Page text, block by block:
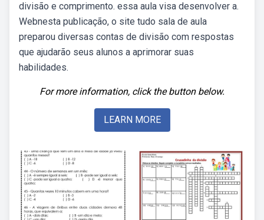
divisão e comprimento. essa aula visa desenvolver a.
Webnesta publicação, o site tudo sala de aula
preparou diversas contas de divisão com respostas
que ajudarão seus alunos a aprimorar suas
habilidades.
For more information, click the button below.
LEARN MORE